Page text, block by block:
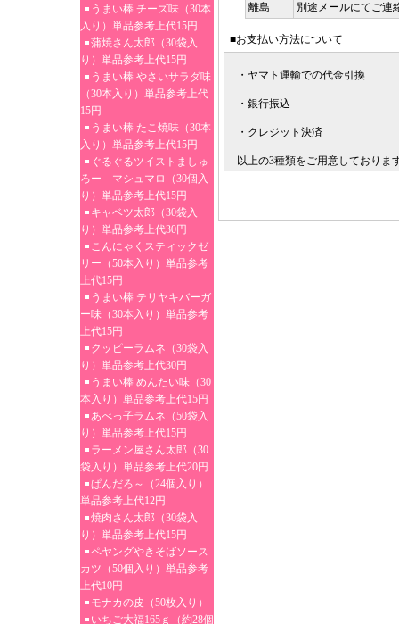
うまい棒 チーズ味（30本
入り）単品参考上代15円
蒲焼さん太郎（30袋入
り）単品参考上代15円
うまい棒 やさいサラダ味
（30本入り）単品参考上代
15円
うまい棒 たこ焼味（30本
入り）単品参考上代15円
ぐるぐるツイストましゅ
ろー マシュマロ（30個入
り）単品参考上代15円
キャベツ太郎（30袋入
り）単品参考上代30円
こんにゃくスティックゼ
リー（50本入り）単品参考
上代15円
うまい棒 テリヤキバーガ
ー味（30本入り）単品参考
上代15円
クッピーラムネ（30袋入
り）単品参考上代30円
うまい棒 めんたい味（30
本入り）単品参考上代15円
あべっ子ラムネ（50袋入
り）単品参考上代15円
ラーメン屋さん太郎（30
袋入り）単品参考上代20円
ぱんだろ～（24個入り）
単品参考上代12円
焼肉さん太郎（30袋入
り）単品参考上代15円
ペヤングやきそばソース
カツ（50個入り）単品参考
上代10円
モナカの皮（50枚入り）
いちご大福165ｇ（約28個
離島
別途メールにてご連
■お支払い方法について
・ヤマト運輸での代金引換
・銀行振込
・クレジット決済
以上の3種類をご用意しておりま